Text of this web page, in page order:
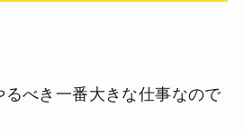
るべき一番大きな仕事なので